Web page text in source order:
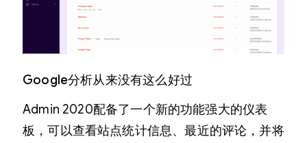
Google分析从来没有这么好过
Admin 2020配备了一个新的功能强大的仪表
板，可以查看站点统计信息、最近的评论，并将